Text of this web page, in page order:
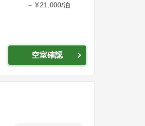
～ ¥ 21,000/泊
空室確認